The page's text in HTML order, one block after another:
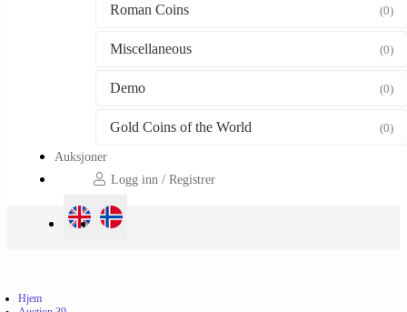
Roman Coins (0)
Miscellaneous (0)
Demo (0)
Gold Coins of the World (0)
Auksjoner
Logg inn / Registrer
Hjem